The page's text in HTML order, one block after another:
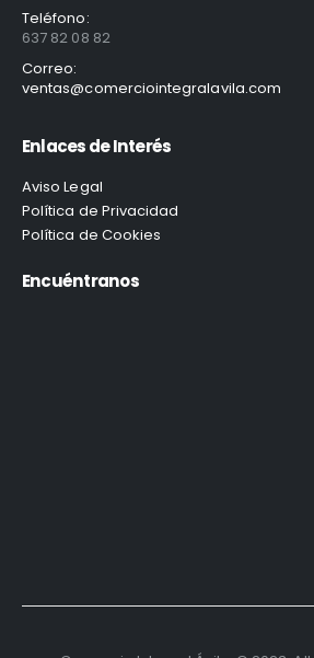
Teléfono:
637 82 08 82
Correo:
ventas@comerciointegralavila.com
Enlaces de Interés
Aviso Legal
Política de Privacidad
Política de Cookies
Encuéntranos